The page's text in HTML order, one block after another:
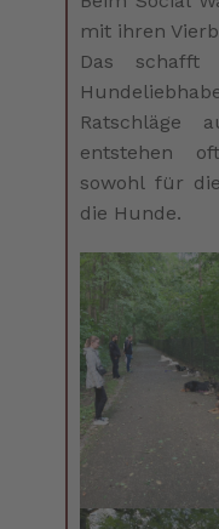
mit ihren
Das schafft
Ratschläge
entstehen
sowohl für
die Hunde.